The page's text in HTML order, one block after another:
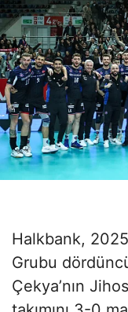
Halkbank,
Grubu
Çekya’nın